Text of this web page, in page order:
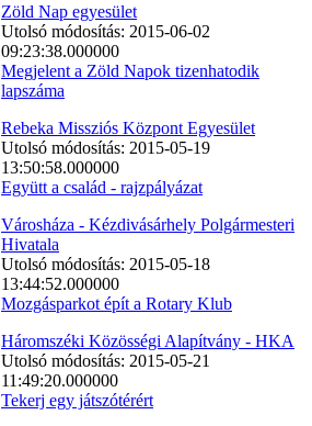
Zöld Nap egyesület
Utolsó módosítás: 2015-06-02
09:23:38.000000
Megjelent a Zöld Napok tizenhatodik
lapszáma
Rebeka Missziós Központ Egyesület
Utolsó módosítás: 2015-05-19
13:50:58.000000
Együtt a család - rajzpályázat
Városháza - Kézdivásárhely Polgármesteri
Hivatala
Utolsó módosítás: 2015-05-18
13:44:52.000000
Mozgásparkot épít a Rotary Klub
Háromszéki Közösségi Alapítvány - HKA
Utolsó módosítás: 2015-05-21
11:49:20.000000
Tekerj egy játszótérért